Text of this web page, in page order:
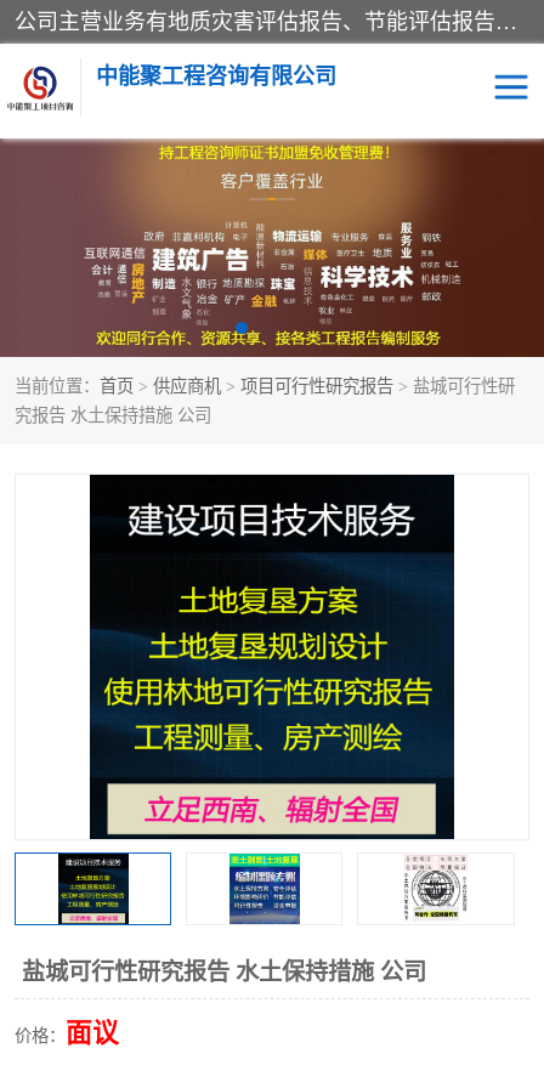
公司主营业务有地质灾害评估报告、节能评估报告、水土保持验收、水资源论证、土地复垦报告、项目可行性研究报告等。是经国家工商总局批准，在法律、法规、决定规定禁止的不得经营；法律、法规、决定规定应当许可（审批）的，经审批机关批准后凭许可（审批）文件经营;法律、法规，市场主体自主选择经营。
中能聚工程咨询有限公司
当前位置： 首页 > 供应商机 > 项目可行性研究报告 > 盐城可行性研
究报告 水土保持措施 公司
盐城可行性研究报告 水土保持措施 公司
价格： 面议
水资源论证报告 土地复垦报告
地质灾害评估报告 工程项目验收报告
节能评估报告